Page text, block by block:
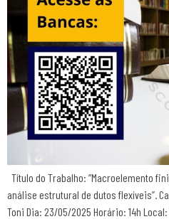
Título do Trabalho: “Macroelemento
análise estrutural de dutos flexíveis”.
Toni Dia: 23/05/2025 Horário: 14h Local: